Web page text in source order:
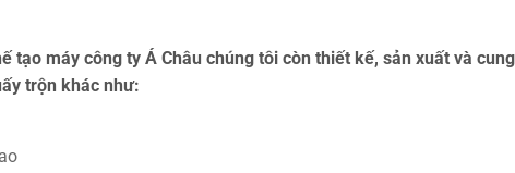
tạo máy công ty Á Châu chúng tôi còn thiết kế, sản xuất và
trộn khác như: